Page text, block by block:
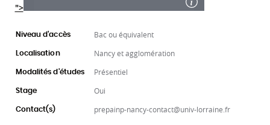
">
Niveau d'accès Bac ou équivalent
Localisation Nancy et agglomération
Modalités d'études Présentiel
Stage Oui
Contact(s) prepainp-nancy-contact@univ-lorraine.fr